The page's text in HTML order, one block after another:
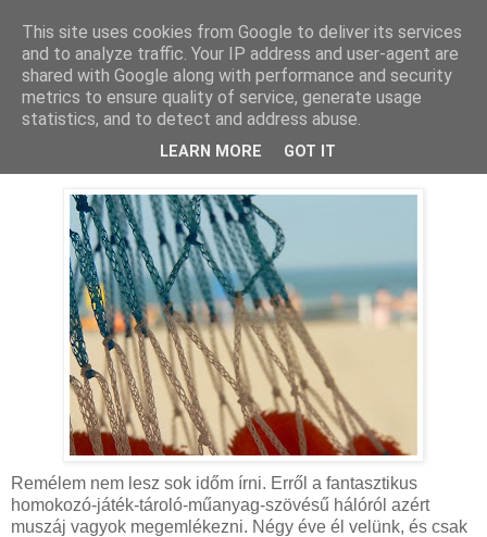
MAMAZON
2008. június 9., hétfő
Nyaralás gyerekekkel - vízparton
Remélem nem lesz sok időm írni. Erről a fantasztikus
homokozó-játék-tároló-műanyag-szövésű hálóról azért
muszáj vagyok megemlékezni. Négy éve él velünk, és csak
This site uses cookies from Google to deliver its services
and to analyze traffic. Your IP address and user-agent are
shared with Google along with performance and security
metrics to ensure quality of service, generate usage
statistics, and to detect and address abuse.
LEARN MORE GOT IT